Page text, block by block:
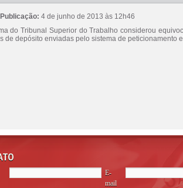
4 de junho de 2013 às 12h46
do Tribunal Superior do Trabalho considerou
de depósito enviadas pelo sistema de
E-
mail